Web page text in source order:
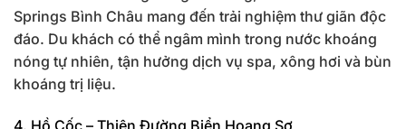
Springs Bình Châu mang đến trải nghiệm thư giãn độc
đáo. Du khách có thể ngâm mình trong nước khoáng
nóng tự nhiên, tận hưởng dịch vụ spa, xông hơi và bùn
khoáng trị liệu.
4. Hồ Cốc – Thiên Đường Biển Hoang Sơ